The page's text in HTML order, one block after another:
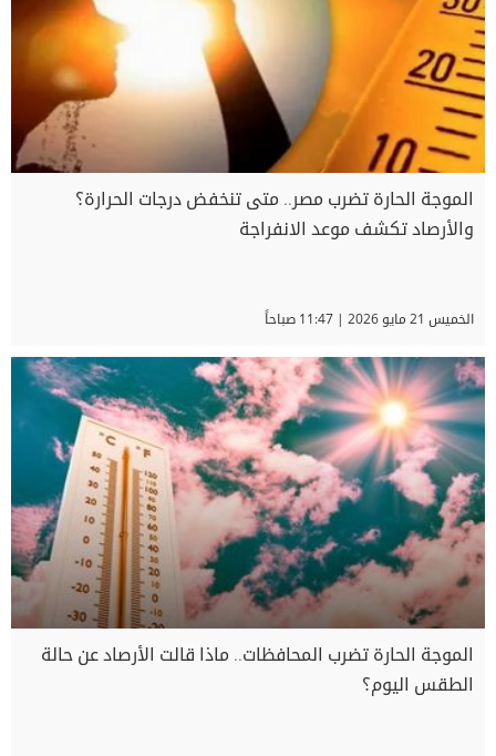
الموجة الحارة تضرب مصر.. متى تنخفض درجات الحرارة؟
والأرصاد تكشف موعد الانفراجة
الخميس 21 مايو 2026 | 11:47 صباحاً
الموجة الحارة تضرب المحافظات.. ماذا قالت الأرصاد عن حالة
الطقس اليوم؟